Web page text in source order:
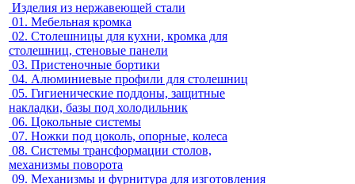
Изделия из нержавеющей стали
01. Мебельная кромка
02. Столешницы для кухни, кромка для
столешниц, стеновые панели
03. Пристеночные бортики
04. Алюминиевые профили для столешниц
05. Гигиенические поддоны, защитные
накладки, базы под холодильник
06. Цокольные системы
07. Ножки под цоколь, опорные, колеса
08. Системы трансформации столов,
механизмы поворота
09. Механизмы и фурнитура для изготовления